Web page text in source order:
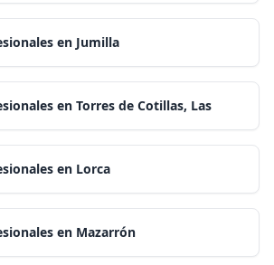
en Jumilla
en Torres de Cotillas, Las
en Lorca
en Mazarrón